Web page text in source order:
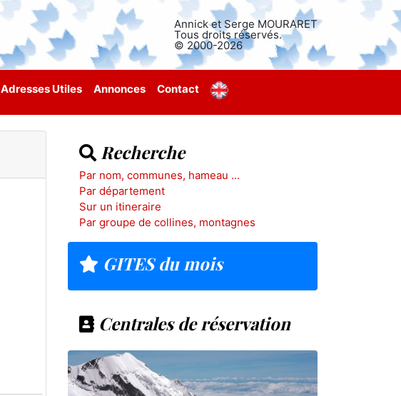
Annick et Serge MOURARET
Tous droits réservés.
© 2000-2026
Adresses Utiles Annonces Contact
Recherche
Par nom, communes, hameau ...
Par département
Sur un itineraire
Par groupe de collines, montagnes
GITES du mois
Centrales de réservation